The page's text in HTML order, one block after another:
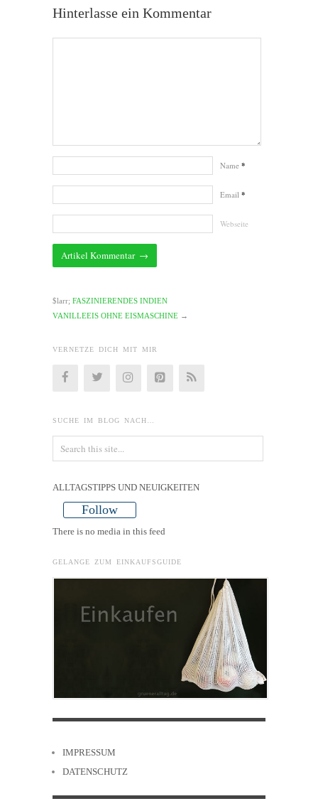
Hinterlasse ein Kommentar
Name *
Email *
Webseite
$larr; FASZINIERENDES INDIEN
VANILLEEIS OHNE EISMASCHINE →
VERNETZE DICH MIT MIR
SUCHE IM BLOG NACH…
ALLTAGSTIPPS UND NEUIGKEITEN
Follow
There is no media in this feed
GELANGE ZUM EINKAUFSGUIDE
IMPRESSUM
DATENSCHUTZ